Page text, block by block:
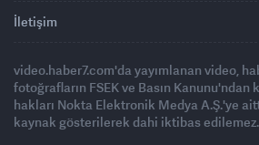
İletişim
video.haber7.com'da yayımlanan video,
fotoğrafların FSEK ve Basın
hakları Nokta Elektronik Medya A.Ş.'ye
kaynak gösterilerek dahi iktibas edilemez.